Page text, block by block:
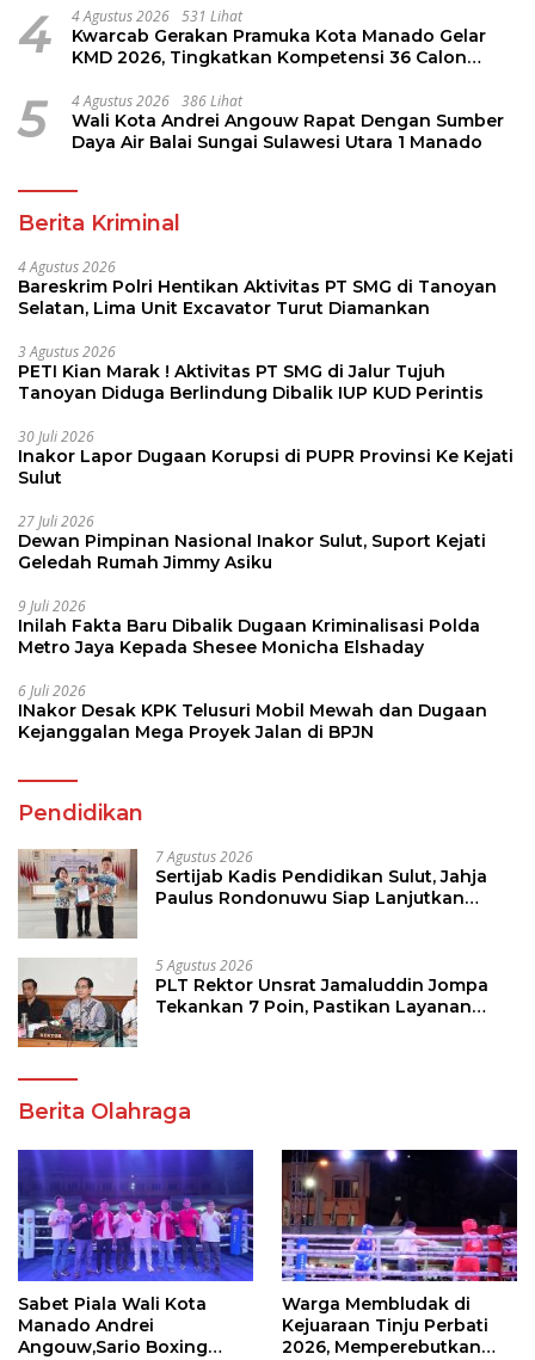
4 4 Agustus 2026 531 Lihat
Kwarcab Gerakan Pramuka Kota Manado Gelar
KMD 2026, Tingkatkan Kompetensi 36 Calon
5 4 Agustus 2026 386 Lihat
Wali Kota Andrei Angouw Rapat Dengan Sumber
Daya Air Balai Sungai Sulawesi Utara 1 Manado
Berita Kriminal
4 Agustus 2026
Bareskrim Polri Hentikan Aktivitas PT SMG di Tanoyan
Selatan, Lima Unit Excavator Turut Diamankan
3 Agustus 2026
PETI Kian Marak ! Aktivitas PT SMG di Jalur Tujuh
Tanoyan Diduga Berlindung Dibalik IUP KUD Perintis
30 Juli 2026
Inakor Lapor Dugaan Korupsi di PUPR Provinsi Ke Kejati
Sulut
27 Juli 2026
Dewan Pimpinan Nasional Inakor Sulut, Suport Kejati
Geledah Rumah Jimmy Asiku
9 Juli 2026
Inilah Fakta Baru Dibalik Dugaan Kriminalisasi Polda
Metro Jaya Kepada Shesee Monicha Elshaday
6 Juli 2026
INakor Desak KPK Telusuri Mobil Mewah dan Dugaan
Kejanggalan Mega Proyek Jalan di BPJN
Pendidikan
7 Agustus 2026
Sertijab Kadis Pendidikan Sulut, Jahja
Paulus Rondonuwu Siap Lanjutkan
5 Agustus 2026
PLT Rektor Unsrat Jamaluddin Jompa
Tekankan 7 Poin, Pastikan Layanan
Berita Olahraga
Sabet Piala Wali Kota
Manado Andrei
Angouw,Sario Boxing
Warga Membludak di
Kejuaraan Tinju Perbati
2026, Memperebutkan